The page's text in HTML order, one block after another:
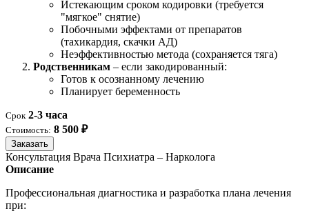
Истекающим сроком кодировки (требуется
"мягкое" снятие)
Побочными эффектами от препаратов
(тахикардия, скачки АД)
Неэффективностью метода (сохраняется тяга)
Родственникам – если закодированный:
Готов к осознанному лечению
Планирует беременность
Срок 2-3 часа
Стоимость: 8 500 ₽
Заказать
Консультация Врача Психиатра – Нарколога
Описание
Профессиональная диагностика и разработка плана лечения
при: